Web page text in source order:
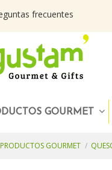
frecuentes
GOURMET
PRODUCTOS GOURMET